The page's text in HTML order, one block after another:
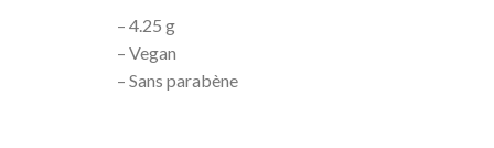
– 4.25 g
– Vegan
– Sans parabène